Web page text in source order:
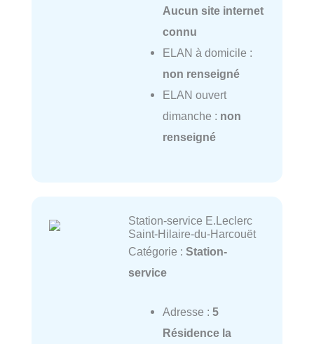
Aucun site internet
connu
ELAN à domicile :
non renseigné
ELAN ouvert
dimanche : non
renseigné
Station-service E.Leclerc
Saint-Hilaire-du-Harcouët
Catégorie : Station-
service
Adresse : 5
Résidence la